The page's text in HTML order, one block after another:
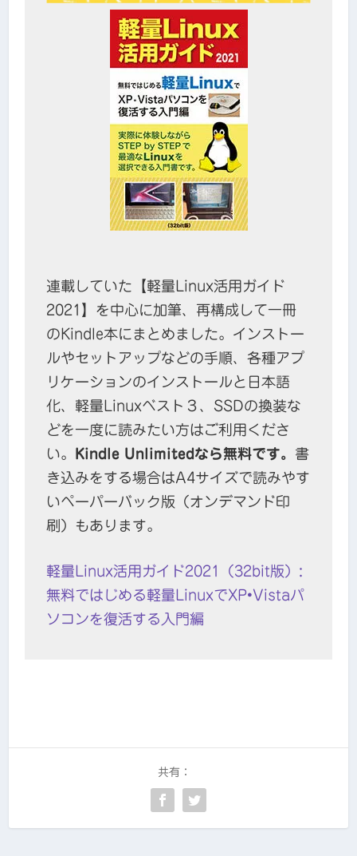
連載していた【軽量Linux活用ガイド
2021】を中心に加筆、再構成して一冊
のKindle本にまとめました。インストー
ルやセットアップなどの手順、各種アプ
リケーションのインストールと日本語
化、軽量Linuxベスト３、SSDの換装な
どを一度に読みたい方はご利用くださ
い。
Kindle Unlimitedなら無料です。 書
き込みをする場合はA4サイズで読みやす
いペーパーバック版（オンデマンド印
刷）もあります。
軽量Linux活用ガイド2021（32bit版）:
無料ではじめる軽量LinuxでXP•Vistaパ
ソコンを復活する入門編
共有：